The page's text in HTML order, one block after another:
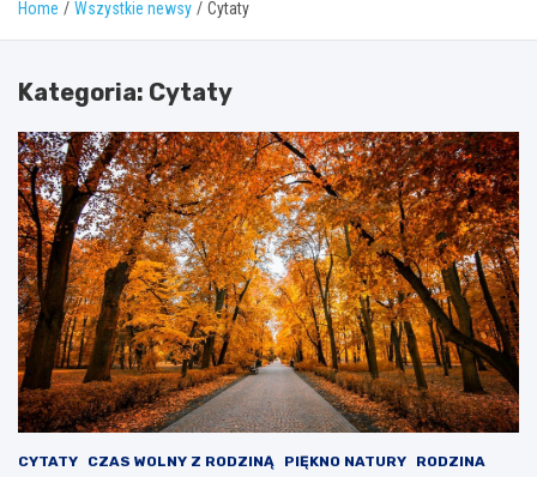
Home Wszystkie newsy Cytaty
Kategoria: Cytaty
CYTATY CZAS WOLNY Z RODZINĄ PIĘKNO NATURY RODZINA